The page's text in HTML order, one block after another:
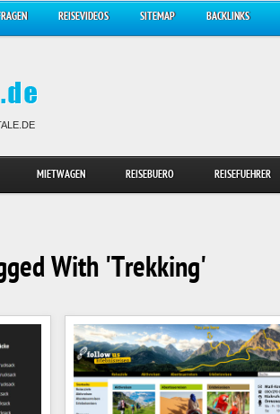
REISEVIDEOS SITEMAP BACKLINKS
MIETWAGEN REISEBUERO REISEFUEHRER
With 'Trekking'